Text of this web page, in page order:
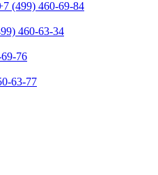
(499) 460-69-84
460-63-34
76
63-77